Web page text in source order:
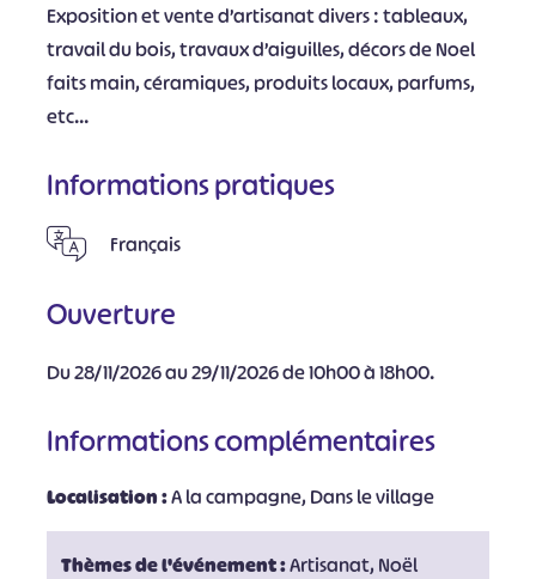
Exposition et vente d’artisanat divers : tableaux,
travail du bois, travaux d’aiguilles, décors de Noel
faits main, céramiques, produits locaux, parfums,
etc…
Informations pratiques
Français
Ouverture
Du 28/11/2026 au 29/11/2026 de 10h00 à 18h00.
Informations complémentaires
Localisation :A la campagne, Dans le village
Thèmes de l'événement :Artisanat, Noël